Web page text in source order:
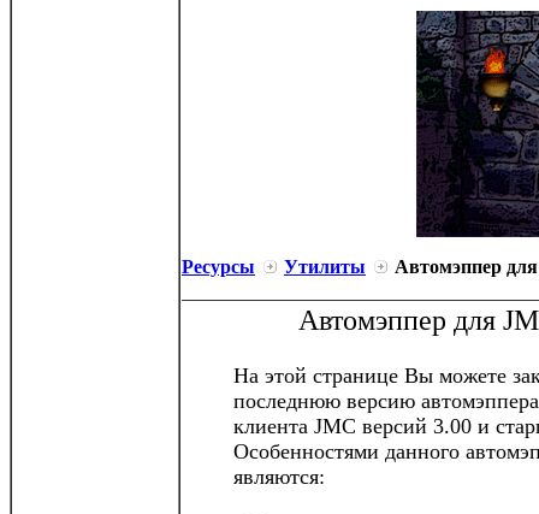
Ресурсы Утилиты Автомэппер
Автомэппер для
На этой странице Вы можете
последнюю версию
клиента JMC версий 3.00 и
Особенностями данного
являются: